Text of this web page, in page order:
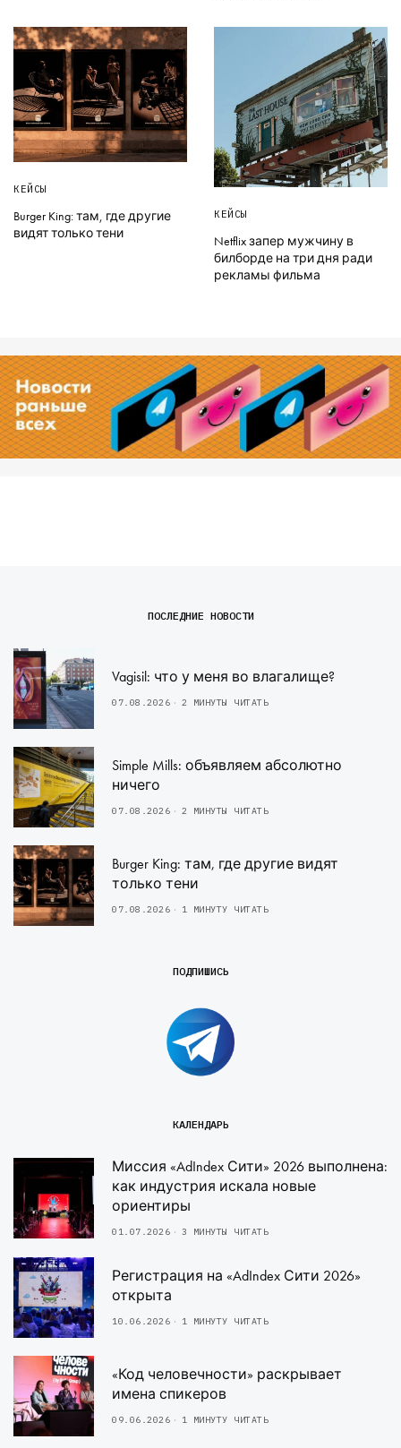
КЕЙСЫ
Burger King: там, где другие
видят только тени
КЕЙСЫ
Netflix запер мужчину в
билборде на три дня ради
рекламы фильма
ПОСЛЕДНИЕ НОВОСТИ
Vagisil: что у меня во влагалище?
07.08.2026 2 МИНУТЫ ЧИТАТЬ
Simple Mills: объявляем абсолютно
ничего
07.08.2026 2 МИНУТЫ ЧИТАТЬ
Burger King: там, где другие видят
только тени
07.08.2026 1 МИНУТУ ЧИТАТЬ
ПОДПИШИСЬ
КАЛЕНДАРЬ
Миссия «AdIndex Сити» 2026 выполнена:
как индустрия искала новые
ориентиры
01.07.2026 3 МИНУТЫ ЧИТАТЬ
Регистрация на «AdIndex Сити 2026»
открыта
10.06.2026 1 МИНУТУ ЧИТАТЬ
«Код человечности» раскрывает
имена спикеров
09.06.2026 1 МИНУТУ ЧИТАТЬ